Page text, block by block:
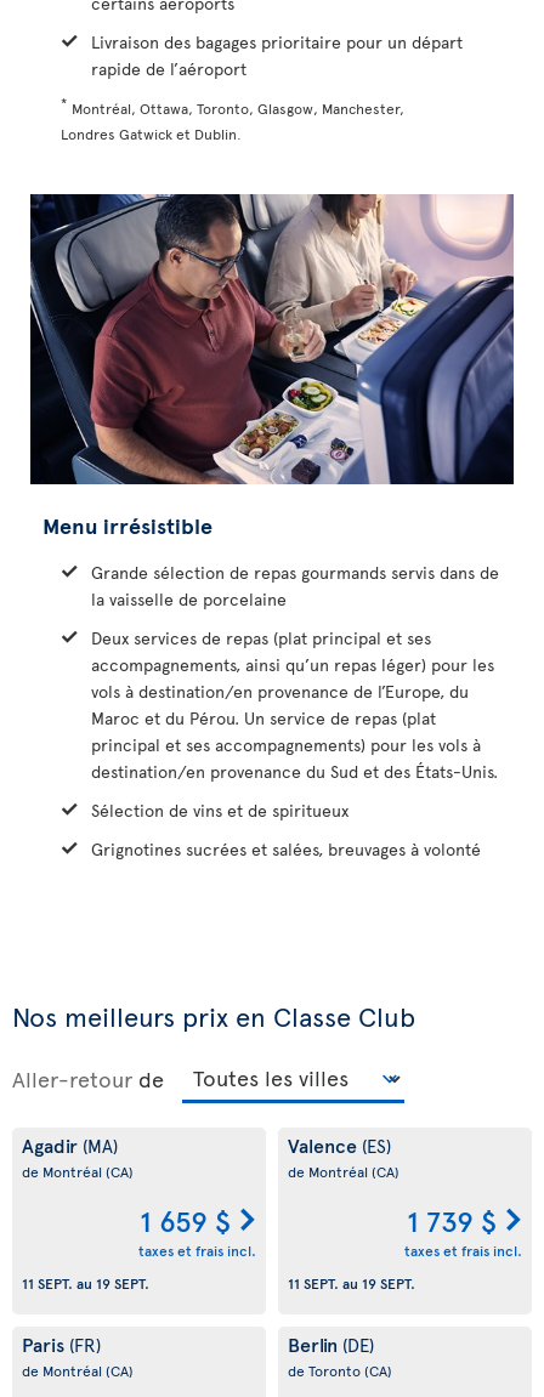
Livraison des bagages prioritaire pour un départ
rapide de l’aéroport
* Montréal, Ottawa, Toronto, Glasgow, Manchester,
Londres Gatwick et Dublin.
Menu irrésistible
Grande sélection de repas gourmands servis dans de
la vaisselle de porcelaine
Deux services de repas (plat principal et ses
accompagnements, ainsi qu’un repas léger) pour les
vols à destination/en provenance de l’Europe, du
Maroc et du Pérou. Un service de repas (plat
principal et ses accompagnements) pour les vols à
destination/en provenance du Sud et des États-Unis.
Sélection de vins et de spiritueux
Grignotines sucrées et salées, breuvages à volonté
Nos meilleurs prix en Classe Club
Aller-retour de
Agadir (MA)
de Montréal (CA)
1 659 $
taxes et frais incl.
11 SEPT. au 19 SEPT.
Valence (ES)
de Montréal (CA)
1 739 $
taxes et frais incl.
11 SEPT. au 19 SEPT.
Paris (FR)
de Montréal (CA)
Berlin (DE)
de Toronto(CA)